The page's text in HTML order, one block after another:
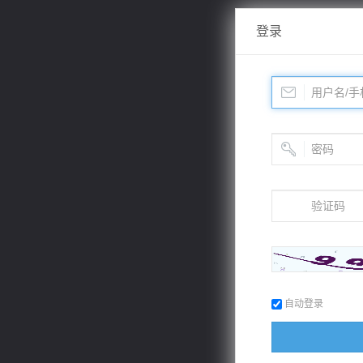
登录
自动登录